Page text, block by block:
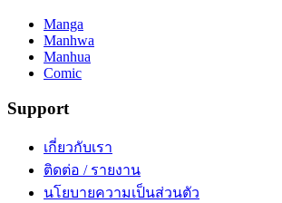
Manga
Manhwa
Manhua
Comic
Support
เกี่ยวกับเรา
ติดต่อ / รายงาน
นโยบายความเป็นส่วนตัว